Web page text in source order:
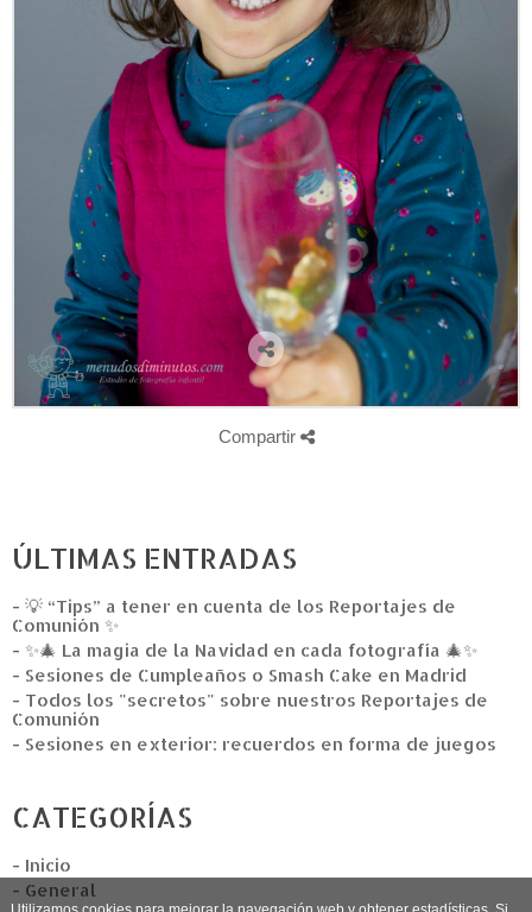
Compartir
ÚLTIMAS ENTRADAS
- 💡 “Tips” a tener en cuenta de los Reportajes de
Comunión ✨
- ✨🎄 La magia de la Navidad en cada fotografía 🎄✨
- Sesiones de Cumpleaños o Smash Cake en Madrid
- Todos los "secretos" sobre nuestros Reportajes de
Comunión
- Sesiones en exterior: recuerdos en forma de juegos
CATEGORÍAS
- Inicio
- General